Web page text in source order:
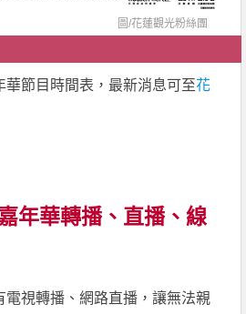
圖/花蓮觀光粉絲團
華節目時間表，最新消息可至花
年華轉播、直播、線
電視轉播、網路直播，讓無法親